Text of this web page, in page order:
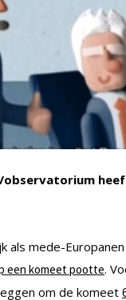
observatorium
als mede-
een komeet pootte.
om de komeet